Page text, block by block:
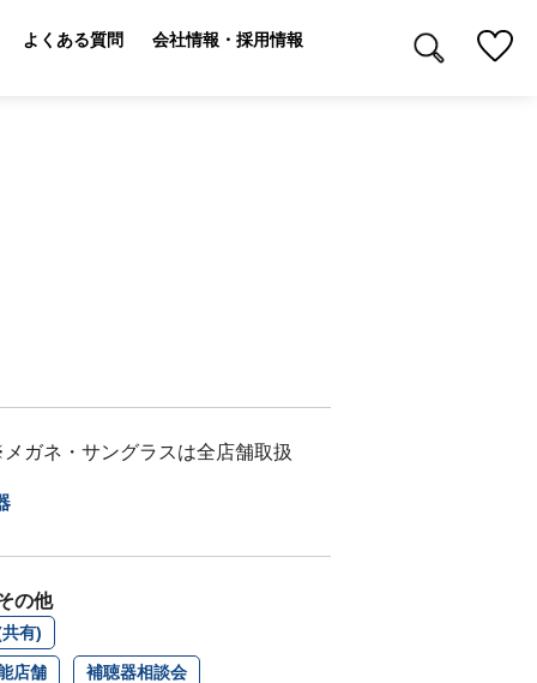
よくある質問 会社情報・採用情報
ガネ・サングラスは全店舗取扱
の他
有)
店舗 補聴器相談会